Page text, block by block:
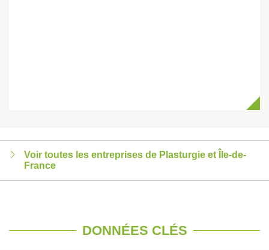
Voir toutes les entreprises de Plasturgie et Île-de-
France
DONNÉES CLÉS